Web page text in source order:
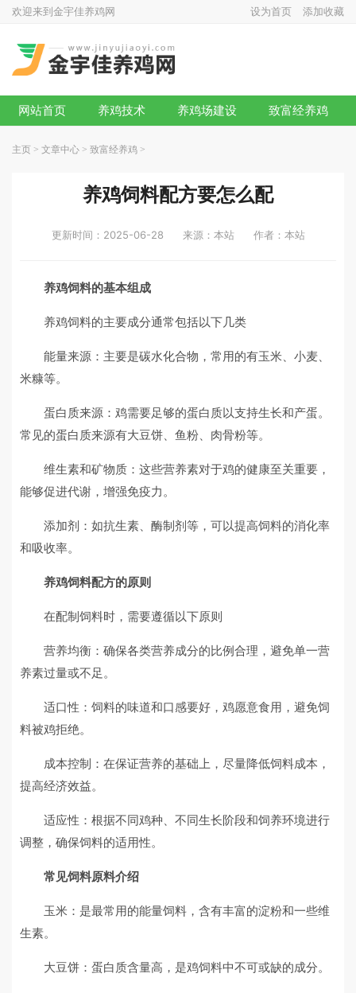
欢迎来到金宇佳养鸡网 设为首页 添加收藏
网站首页 养鸡技术 养鸡场建设 致富经养鸡
主页 > 文章中心 > 致富经养鸡 >
养鸡饲料配方要怎么配
更新时间：2025-06-28 来源：本站 作者：本站
养鸡饲料的基本组成
养鸡饲料的主要成分通常包括以下几类
能量来源：主要是碳水化合物，常用的有玉米、小麦、
米糠等。
蛋白质来源：鸡需要足够的蛋白质以支持生长和产蛋。
常见的蛋白质来源有大豆饼、鱼粉、肉骨粉等。
维生素和矿物质：这些营养素对于鸡的健康至关重要，
能够促进代谢，增强免疫力。
添加剂：如抗生素、酶制剂等，可以提高饲料的消化率
和吸收率。
养鸡饲料配方的原则
在配制饲料时，需要遵循以下原则
营养均衡：确保各类营养成分的比例合理，避免单一营
养素过量或不足。
适口性：饲料的味道和口感要好，鸡愿意食用，避免饲
料被鸡拒绝。
成本控制：在保证营养的基础上，尽量降低饲料成本，
提高经济效益。
适应性：根据不同鸡种、不同生长阶段和饲养环境进行
调整，确保饲料的适用性。
常见饲料原料介绍
玉米：是最常用的能量饲料，含有丰富的淀粉和一些维
生素。
大豆饼：蛋白质含量高，是鸡饲料中不可或缺的成分。